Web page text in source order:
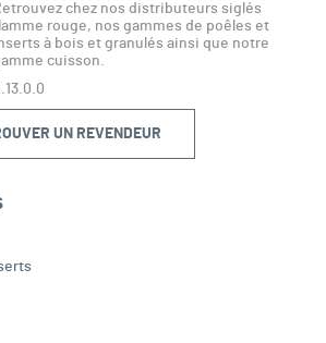
chez nos distributeurs siglés
rouge, nos gammes de poêles et
à bois et granulés ainsi que notre
cuisson.
UN REVENDEUR